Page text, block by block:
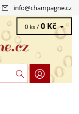
info@champagne.cz
0 ks / 0 Kč